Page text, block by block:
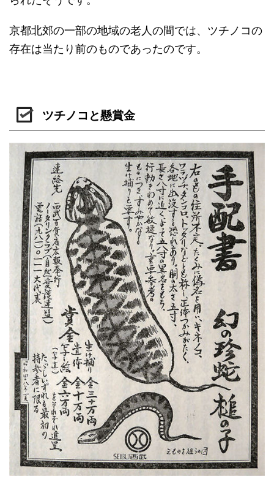
京都北郊の一部の地域の老人の間では、ツチノコの
存在は当たり前のものであったのです。
ツチノコと懸賞金